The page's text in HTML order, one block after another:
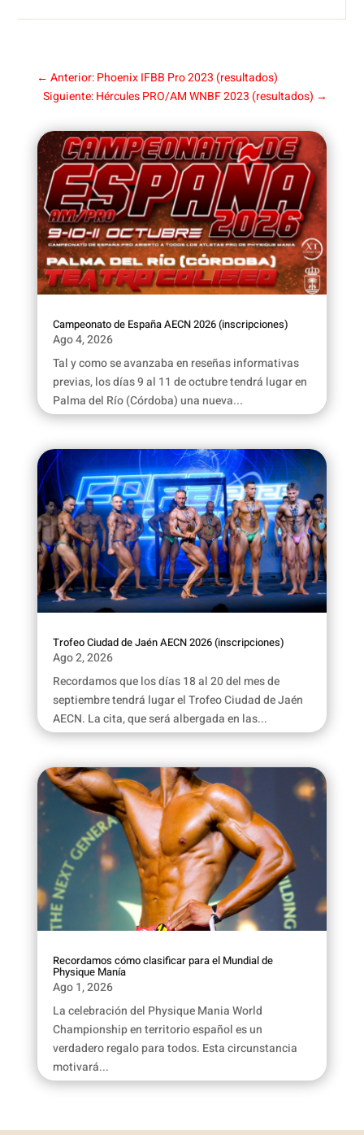
← Anterior: Phoenix IFBB Pro 2023 (resultados)
Siguiente: Hércules PRO/AM WNBF 2023 (resultados) →
Campeonato de España AECN 2026 (inscripciones)
Ago 4, 2026
Tal y como se avanzaba en reseñas informativas
previas, los días 9 al 11 de octubre tendrá lugar en
Palma del Río (Córdoba) una nueva...
Trofeo Ciudad de Jaén AECN 2026 (inscripciones)
Ago 2, 2026
Recordamos que los días 18 al 20 del mes de
septiembre tendrá lugar el Trofeo Ciudad de Jaén
AECN. La cita, que será albergada en las...
Recordamos cómo clasificar para el Mundial de
Physique Manía
Ago 1, 2026
La celebración del Physique Mania World
Championship en territorio español es un
verdadero regalo para todos. Esta circunstancia
motivará...